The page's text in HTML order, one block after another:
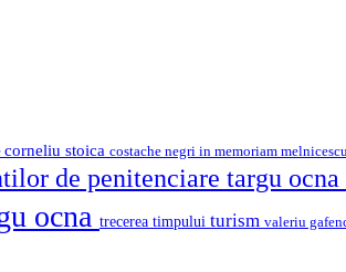
corneliu stoica costache negri in memoriam
de penitenciare targu ocna
ocna trecerea timpului turism valeriu